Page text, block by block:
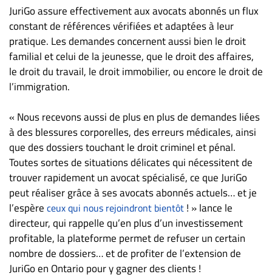
JuriGo assure effectivement aux avocats abonnés un flux
constant de références vérifiées et adaptées à leur
pratique. Les demandes concernent aussi bien le droit
familial et celui de la jeunesse, que le droit des affaires,
le droit du travail, le droit immobilier, ou encore le droit de
l’immigration.
« Nous recevons aussi de plus en plus de demandes liées
à des blessures corporelles, des erreurs médicales, ainsi
que des dossiers touchant le droit criminel et pénal.
Toutes sortes de situations délicates qui nécessitent de
trouver rapidement un avocat spécialisé, ce que JuriGo
peut réaliser grâce à ses avocats abonnés actuels… et je
l’espère ceux qui nous rejoindront bientôt ! » lance le
directeur, qui rappelle qu’en plus d’un investissement
profitable, la plateforme permet de refuser un certain
nombre de dossiers… et de profiter de l’extension de
JuriGo en Ontario pour y gagner des clients !